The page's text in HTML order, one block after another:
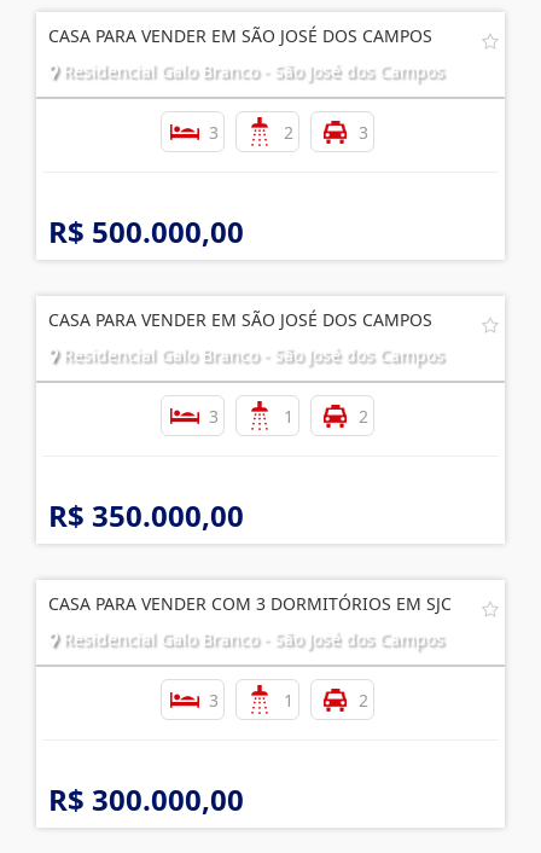
CASA PARA VENDER EM SÃO JOSÉ DOS CAMPOS
Residencial Galo Branco - São José dos Campos
3 2 3
R$ 500.000,00
CASA PARA VENDER EM SÃO JOSÉ DOS CAMPOS
Residencial Galo Branco - São José dos Campos
3 1 2
R$ 350.000,00
CASA PARA VENDER COM 3 DORMITÓRIOS EM SJC
Residencial Galo Branco - São José dos Campos
3 1 2
R$ 300.000,00